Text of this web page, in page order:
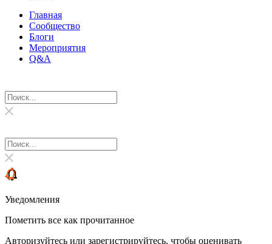
Главная
Сообщество
Блоги
Мероприятия
Q&A
Уведомления
Пометить все как прочитанное
Авторизуйтесь или зарегистрируйтесь, чтобы оценивать